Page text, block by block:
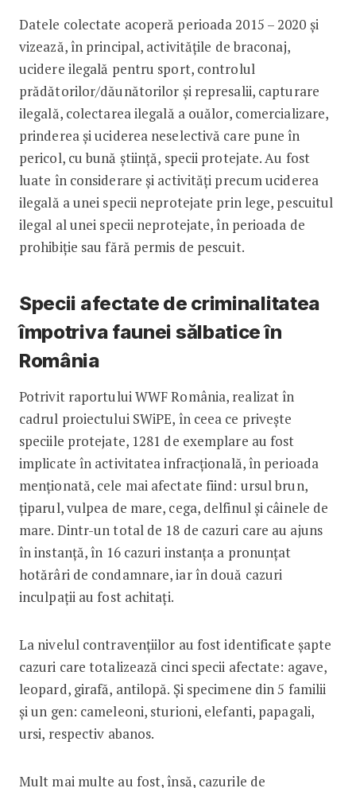
Datele colectate acoperă perioada 2015 – 2020 și
vizează, în principal, activitățile de braconaj,
ucidere ilegală pentru sport, controlul
prădătorilor/dăunătorilor și represalii, capturare
ilegală, colectarea ilegală a ouălor, comercializare,
prinderea și uciderea neselectivă care pune în
pericol, cu bună știință, specii protejate. Au fost
luate în considerare și activități precum uciderea
ilegală a unei specii neprotejate prin lege, pescuitul
ilegal al unei specii neprotejate, în perioada de
prohibiție sau fără permis de pescuit.
Specii afectate de criminalitatea
împotriva faunei sălbatice în
România
Potrivit raportului WWF România, realizat în
cadrul proiectului SWiPE, în ceea ce privește
speciile protejate, 1281 de exemplare au fost
implicate în activitatea infracțională, în perioada
menționată, cele mai afectate fiind: ursul brun,
țiparul, vulpea de mare, cega, delfinul și câinele de
mare. Dintr-un total de 18 de cazuri care au ajuns
în instanță, în 16 cazuri instanța a pronunțat
hotărâri de condamnare, iar în două cazuri
inculpații au fost achitați.
La nivelul contravențiilor au fost identificate șapte
cazuri care totalizează cinci specii afectate: agave,
leopard, girafă, antilopă. Și specimene din 5 familii
și un gen: cameleoni, sturioni, elefanti, papagali,
ursi, respectiv abanos.
Mult mai multe au fost, însă, cazurile de